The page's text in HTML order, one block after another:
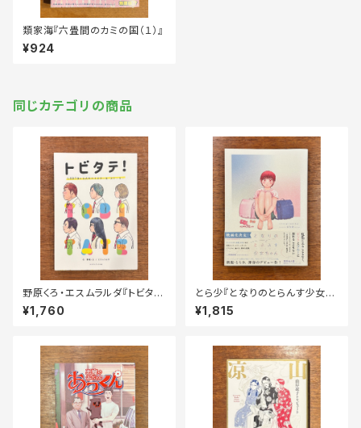
類家海『六畳間のカミの国（１）』
¥924
同じカテゴリの商品
野原くろ・エスムラルダ『トビタ
テ！LGBTQ＋ 6人のハイスクー
ル・ストーリー』
¥1,760
とら少『となりのとらんす少女ち
ゃん』
¥1,815